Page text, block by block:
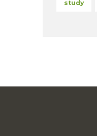
study